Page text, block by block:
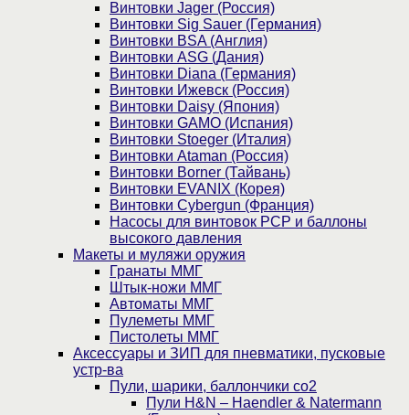
Винтовки Jager (Россия)
Винтовки Sig Sauer (Германия)
Винтовки BSA (Англия)
Винтовки ASG (Дания)
Винтовки Diana (Германия)
Винтовки Ижевск (Россия)
Винтовки Daisy (Япония)
Винтовки GAMO (Испания)
Винтовки Stoeger (Италия)
Винтовки Ataman (Россия)
Винтовки Borner (Тайвань)
Винтовки EVANIX (Корея)
Винтовки Cybergun (Франция)
Насосы для винтовок PCP и баллоны
высокого давления
Макеты и муляжи оружия
Гранаты ММГ
Штык-ножи ММГ
Автоматы ММГ
Пулеметы ММГ
Пистолеты ММГ
Аксессуары и ЗИП для пневматики, пусковые
устр-ва
Пули, шарики, баллончики со2
Пули H&N – Haendler & Natermann